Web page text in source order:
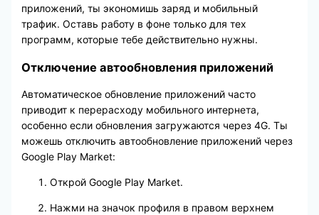
приложений, ты экономишь заряд и мобильный
трафик. Оставь работу в фоне только для тех
программ, которые тебе действительно нужны.
Отключение автообновления приложений
Автоматическое обновление приложений часто
приводит к перерасходу мобильного интернета,
особенно если обновления загружаются через 4G. Ты
можешь отключить автообновление приложений через
Google Play Market:
Открой Google Play Market.
Нажми на значок профиля в правом верхнем